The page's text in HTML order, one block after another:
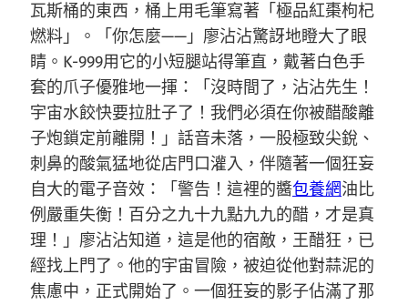
瓦斯桶的東西，桶上用毛筆寫著「極品紅棗枸杞
燃料」。「你怎麼——」廖沾沾驚訝地瞪大了眼
睛。K-999用它的小短腿站得筆直，戴著白色手
套的爪子優雅地一揮：「沒時間了，沾沾先生！
宇宙水餃快要拉肚子了！我們必須在你被醋酸離
子炮鎖定前離開！」話音未落，一股極致尖銳、
刺鼻的酸氣猛地從店門口灌入，伴隨著一個狂妄
自大的電子音效：「警告！這裡的醬包養網油比
例嚴重失衡！百分之九十九點九九的醋，才是真
理！」廖沾沾知道，這是他的宿敵，王醋狂，已
經找上門了。他的宇宙冒險，被迫從他對蒜泥的
焦慮中，正式開始了。一個狂妄的影子佔滿了那